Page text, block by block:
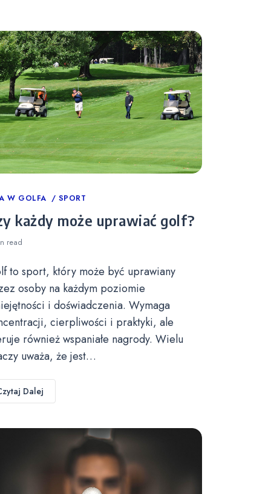
W GOLFA SPORT
każdy może uprawiać golf?
read
to sport, który może być uprawiany
osoby na każdym poziomie
i doświadczenia. Wymaga
cierpliwości i praktyki, ale
również wspaniałe nagrody. Wielu
uważa, że jest…
Dalej